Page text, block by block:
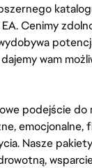
Cenimy
wam
podejście do
emocjonalne,
Nasze